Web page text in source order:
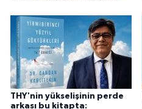
THY'nin yükselişinin perde
arkası bu kitapta: